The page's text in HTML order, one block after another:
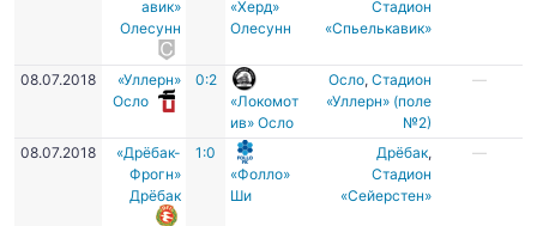
авик»
Олесунн
«Херд»
Олесунн
Стадион
«Спьелькавик»
08.07.2018
«Уллерн»
Осло
0:2
«Локомот
ив» Осло
Осло,Стадион
«Уллерн» (поле
№2)
—
08.07.2018
«Дрёбак-
Фрогн»
Дрёбак
1:0
«Фолло»
Ши
Дрёбак,
Стадион
«Сейерстен»
—